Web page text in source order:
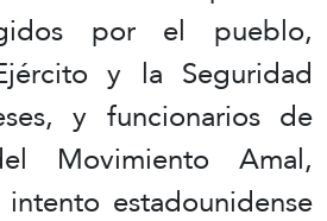
por el pueblo,
y la Seguridad
y funcionarios de
Movimiento Amal,
estadounidense